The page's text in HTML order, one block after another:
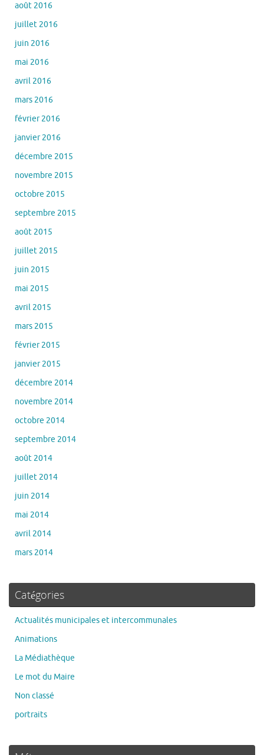
août 2016
juillet 2016
juin 2016
mai 2016
avril 2016
mars 2016
février 2016
janvier 2016
décembre 2015
novembre 2015
octobre 2015
septembre 2015
août 2015
juillet 2015
juin 2015
mai 2015
avril 2015
mars 2015
février 2015
janvier 2015
décembre 2014
novembre 2014
octobre 2014
septembre 2014
août 2014
juillet 2014
juin 2014
mai 2014
avril 2014
mars 2014
Catégories
Actualités municipales et intercommunales
Animations
La Médiathèque
Le mot du Maire
Non classé
portraits